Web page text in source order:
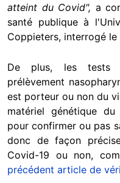
atteint du Covid", a
santé publique à
Coppieters, interrogé le
De plus, les tests
prélèvement
est porteur ou non du
matériel génétique du
pour confirmer ou pas
donc de façon
Covid-19 ou non,
précédent article de